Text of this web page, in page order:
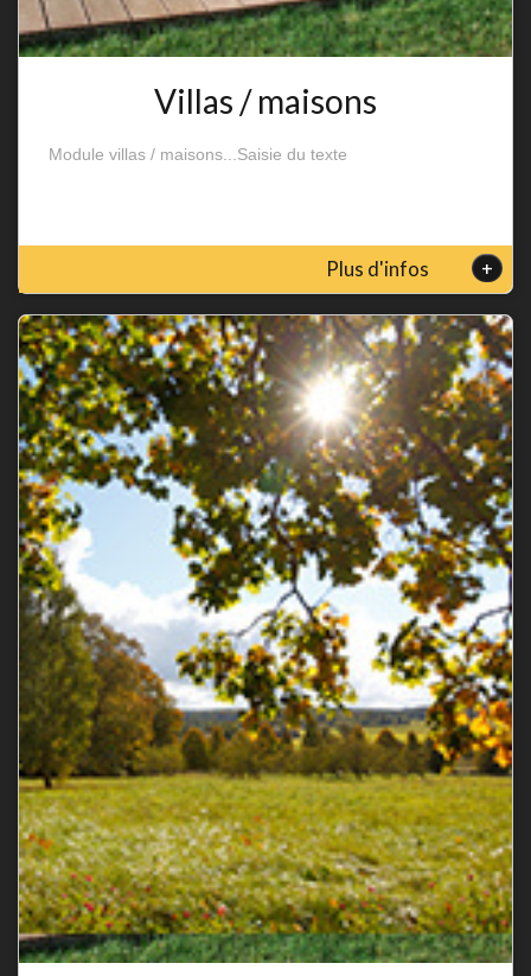
Villas / maisons
Module villas / maisons...Saisie du texte
Plus d'infos +